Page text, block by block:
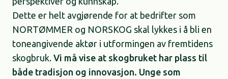
Dette er helt avgjørende for at bedrifter som
NORTØMMER og NORSKOG skal lykkes i å bli en
toneangivende aktør i utformingen av fremtidens
skogbruk. Vi må vise at skogbruket har plass til
både tradisjon og innovasjon. Unge som